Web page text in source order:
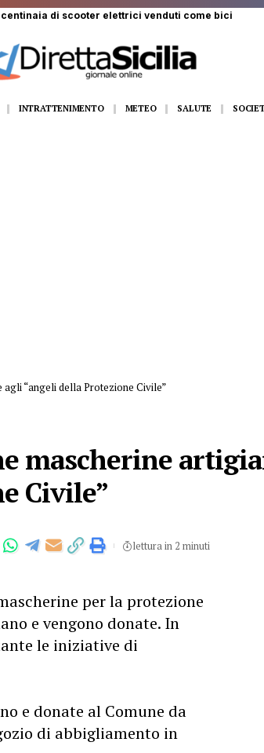
Pellegrino: trasportato a Villa Sofia
INTRATTENIMENTO METEO SALUTE
“angeli della Protezione Civile”
mascherine
Civile”
lettura in 2 minuti
per la protezione
e vengono donate. In
le iniziative di
e donate al Comune da
di abbigliamento in